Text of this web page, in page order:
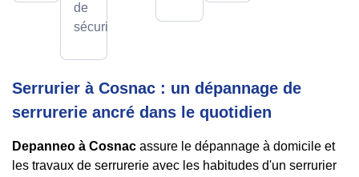
de
sécurité.
Serrurier à Cosnac : un dépannage de
serrurerie ancré dans le quotidien
Depanneo à Cosnac assure le dépannage à domicile et
les travaux de serrurerie avec les habitudes d'un serrurier